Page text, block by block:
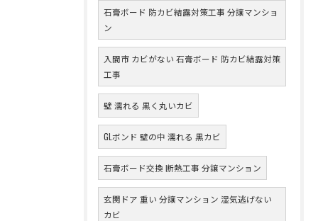
石膏ボード 防カビ結露対策工事 分譲マンショ
ン
入間市 カビがない 石膏ボード 防カビ結露対策
工事
壁 濡れる 黒く丸いカビ
GLボンド 壁の中 濡れる 黒カビ
石膏ボード交換 断熱工事 分譲マンション
玄関ドア 重い 分譲マンション 湿気逃げない
カビ